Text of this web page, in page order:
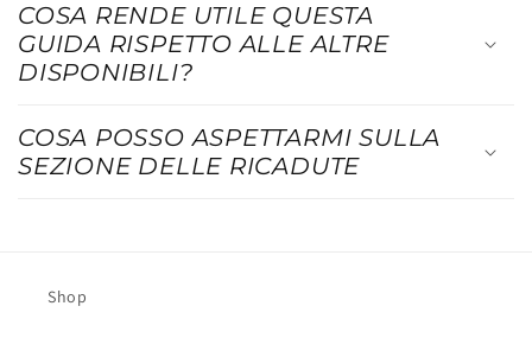
COSA RENDE UTILE QUESTA
GUIDA RISPETTO ALLE ALTRE
DISPONIBILI?
COSA POSSO ASPETTARMI SULLA
SEZIONE DELLE RICADUTE
Shop